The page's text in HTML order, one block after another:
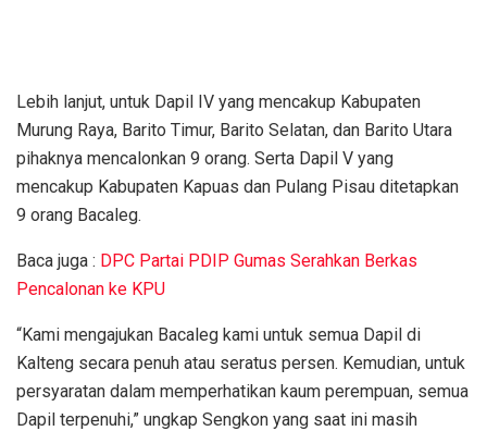
Lebih lanjut, untuk Dapil IV yang mencakup Kabupaten
Murung Raya, Barito Timur, Barito Selatan, dan Barito Utara
pihaknya mencalonkan 9 orang. Serta Dapil V yang
mencakup Kabupaten Kapuas dan Pulang Pisau ditetapkan
9 orang Bacaleg.
Baca juga : DPC Partai PDIP Gumas Serahkan Berkas
Pencalonan ke KPU
“Kami mengajukan Bacaleg kami untuk semua Dapil di
Kalteng secara penuh atau seratus persen. Kemudian, untuk
persyaratan dalam memperhatikan kaum perempuan, semua
Dapil terpenuhi,” ungkap Sengkon yang saat ini masih